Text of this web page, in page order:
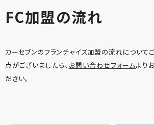
FC加盟の流れ
カーセブンのフランチャイズ加盟の流れについて
点がございましたら、 お問い合わせフォームより
ださい。